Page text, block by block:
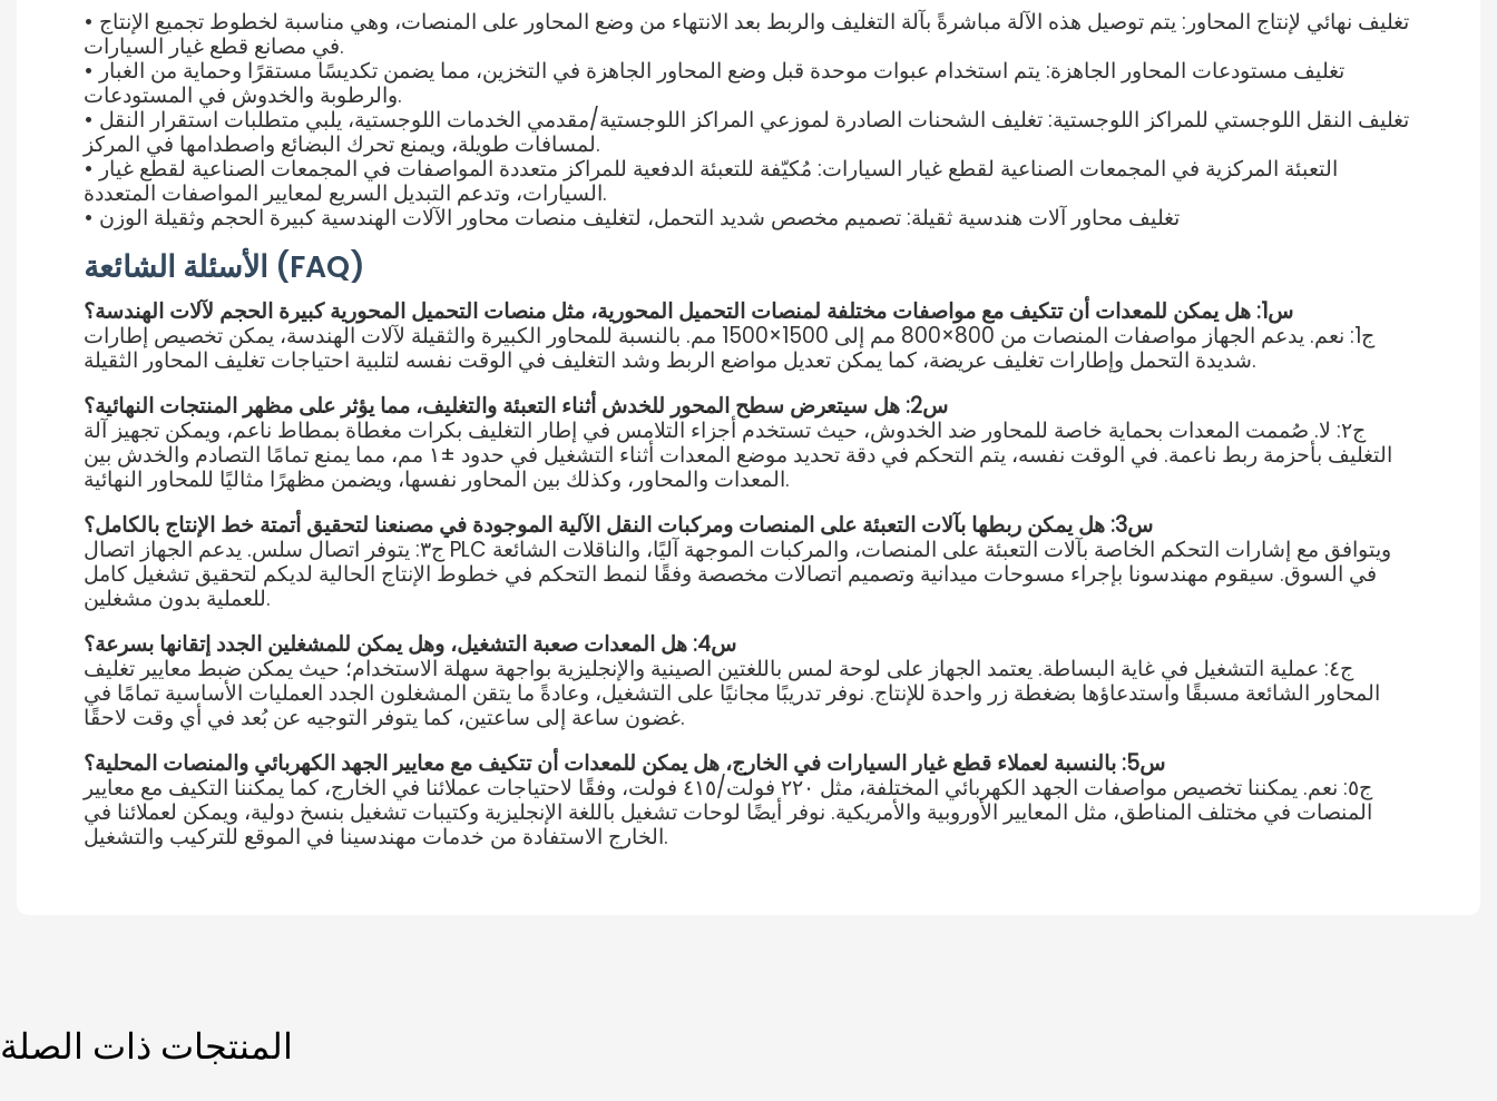
• تغليف نهائي لإنتاج المحاور: يتم توصيل هذه الآلة مباشرةً بآلة التغليف والربط بعد الانتهاء من وضع المحاور على المنصات، وهي مناسبة لخطوط تجميع الإنتاج
في مصانع قطع غيار السيارات.
• تغليف مستودعات المحاور الجاهزة: يتم استخدام عبوات موحدة قبل وضع المحاور الجاهزة في التخزين، مما يضمن تكديسًا مستقرًا وحماية من الغبار
والرطوبة والخدوش في المستودعات.
• تغليف النقل اللوجستي للمراكز اللوجستية: تغليف الشحنات الصادرة لموزعي المراكز اللوجستية/مقدمي الخدمات اللوجستية، يلبي متطلبات استقرار النقل
لمسافات طويلة، ويمنع تحرك البضائع واصطدامها في المركز.
• التعبئة المركزية في المجمعات الصناعية لقطع غيار السيارات: مُكيّفة للتعبئة الدفعية للمراكز متعددة المواصفات في المجمعات الصناعية لقطع غيار
السيارات، وتدعم التبديل السريع لمعايير المواصفات المتعددة.
• تغليف محاور آلات هندسية ثقيلة: تصميم مخصص شديد التحمل، لتغليف منصات محاور الآلات الهندسية كبيرة الحجم وثقيلة الوزن
الأسئلة الشائعة (FAQ)
س1: هل يمكن للمعدات أن تتكيف مع مواصفات مختلفة لمنصات التحميل المحورية، مثل منصات التحميل المحورية كبيرة الحجم لآلات الهندسة؟
ج1: نعم. يدعم الجهاز مواصفات المنصات من 800×800 مم إلى 1500×1500 مم. بالنسبة للمحاور الكبيرة والثقيلة لآلات الهندسة، يمكن تخصيص إطارات
شديدة التحمل وإطارات تغليف عريضة، كما يمكن تعديل مواضع الربط وشد التغليف في الوقت نفسه لتلبية احتياجات تغليف المحاور الثقيلة.
س2: هل سيتعرض سطح المحور للخدش أثناء التعبئة والتغليف، مما يؤثر على مظهر المنتجات النهائية؟
ج٢: لا. صُممت المعدات بحماية خاصة للمحاور ضد الخدوش، حيث تستخدم أجزاء التلامس في إطار التغليف بكرات مغطاة بمطاط ناعم، ويمكن تجهيز آلة
التغليف بأحزمة ربط ناعمة. في الوقت نفسه، يتم التحكم في دقة تحديد موضع المعدات أثناء التشغيل في حدود ±١ مم، مما يمنع تمامًا التصادم والخدش بين
المعدات والمحاور، وكذلك بين المحاور نفسها، ويضمن مظهرًا مثاليًا للمحاور النهائية.
س3: هل يمكن ربطها بآلات التعبئة على المنصات ومركبات النقل الآلية الموجودة في مصنعنا لتحقيق أتمتة خط الإنتاج بالكامل؟
ج٣: يتوفر اتصال سلس. يدعم الجهاز اتصال PLC ويتوافق مع إشارات التحكم الخاصة بآلات التعبئة على المنصات، والمركبات الموجهة آليًا، والناقلات الشائعة
في السوق. سيقوم مهندسونا بإجراء مسوحات ميدانية وتصميم اتصالات مخصصة وفقًا لنمط التحكم في خطوط الإنتاج الحالية لديكم لتحقيق تشغيل كامل
للعملية بدون مشغلين.
س4: هل المعدات صعبة التشغيل، وهل يمكن للمشغلين الجدد إتقانها بسرعة؟
ج٤: عملية التشغيل في غاية البساطة. يعتمد الجهاز على لوحة لمس باللغتين الصينية والإنجليزية بواجهة سهلة الاستخدام؛ حيث يمكن ضبط معايير تغليف
المحاور الشائعة مسبقًا واستدعاؤها بضغطة زر واحدة للإنتاج. نوفر تدريبًا مجانيًا على التشغيل، وعادةً ما يتقن المشغلون الجدد العمليات الأساسية تمامًا في
غضون ساعة إلى ساعتين، كما يتوفر التوجيه عن بُعد في أي وقت لاحقًا.
س5: بالنسبة لعملاء قطع غيار السيارات في الخارج، هل يمكن للمعدات أن تتكيف مع معايير الجهد الكهربائي والمنصات المحلية؟
ج٥: نعم. يمكننا تخصيص مواصفات الجهد الكهربائي المختلفة، مثل ٢٢٠ فولت/٤١٥ فولت، وفقًا لاحتياجات عملائنا في الخارج، كما يمكننا التكيف مع معايير
المنصات في مختلف المناطق، مثل المعايير الأوروبية والأمريكية. نوفر أيضًا لوحات تشغيل باللغة الإنجليزية وكتيبات تشغيل بنسخ دولية، ويمكن لعملائنا في
الخارج الاستفادة من خدمات مهندسينا في الموقع للتركيب والتشغيل.
المنتجات ذات الصلة